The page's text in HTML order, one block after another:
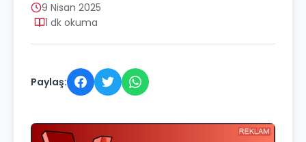
9 Nisan 2025
1 dk okuma
Paylaş: